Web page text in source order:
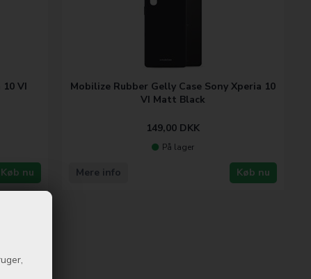
VI
Køb nu
Mobilize Rubber Gelly Case Sony Xperia 10
VI Matt Black
149,00 DKK
På lager
Køb nu
Mere info